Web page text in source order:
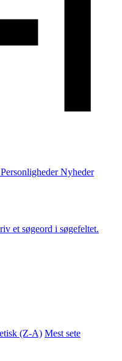
Personligheder Nyheder
et søgeord i søgefeltet.
(Z-A) Mest sete